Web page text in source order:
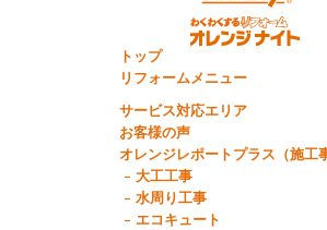
トップ
リフォームメニュー
サービス対応エリア
お客様の声
オレンジレポートプラス（施工
大工工事
水周り工事
エコキュート